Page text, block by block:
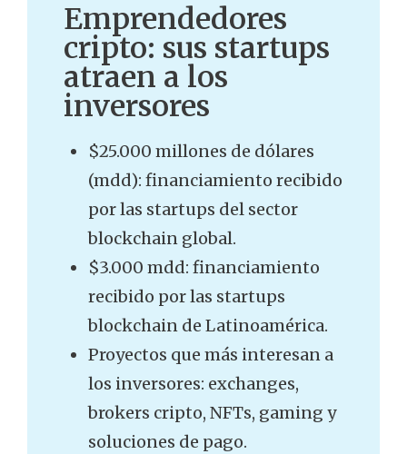
Emprendedores
cripto: sus startups
atraen a los
inversores
$25.000 millones de dólares
(mdd): financiamiento recibido
por las startups del sector
blockchain global.
$3.000 mdd: financiamiento
recibido por las startups
blockchain de Latinoamérica.
Proyectos que más interesan a
los inversores: exchanges,
brokers cripto, NFTs, gaming y
soluciones de pago.